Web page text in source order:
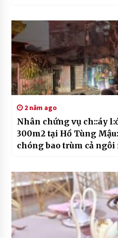
2 năm ago
Nhân chứng vụ ch::áy
300m2 tại Hồ Tùng
chóng bao trùm cả